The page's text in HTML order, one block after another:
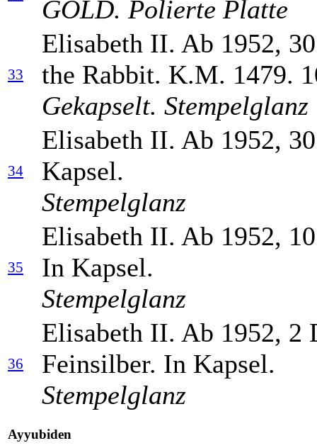
GOLD. Polierte Platte
33
Elisabeth II. Ab 1952,
the Rabbit. K.M. 1479.
Gekapselt. Stempelglanz
34
Elisabeth II. Ab 1952,
Kapsel.
Stempelglanz
35
Elisabeth II. Ab 1952,
In Kapsel.
Stempelglanz
36
Elisabeth II. Ab 1952, 2
Feinsilber. In Kapsel.
Stempelglanz
Ayyubiden